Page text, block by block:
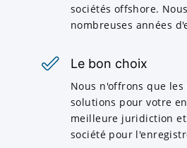
sociétés offshore.
nombreuses années
Le bon choix
Nous n'offrons que
solutions pour votre
meilleure juridiction
société pour